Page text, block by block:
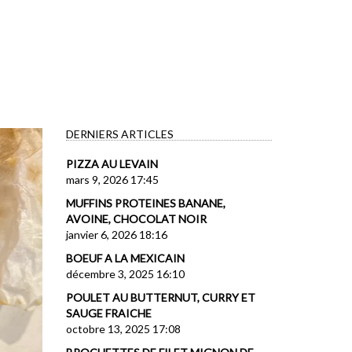
DERNIERS ARTICLES
PIZZA AU LEVAIN
mars 9, 2026 17:45
MUFFINS PROTEINES BANANE,
AVOINE, CHOCOLAT NOIR
janvier 6, 2026 18:16
BOEUF A LA MEXICAIN
décembre 3, 2025 16:10
POULET AU BUTTERNUT, CURRY ET
SAUGE FRAICHE
octobre 13, 2025 17:08